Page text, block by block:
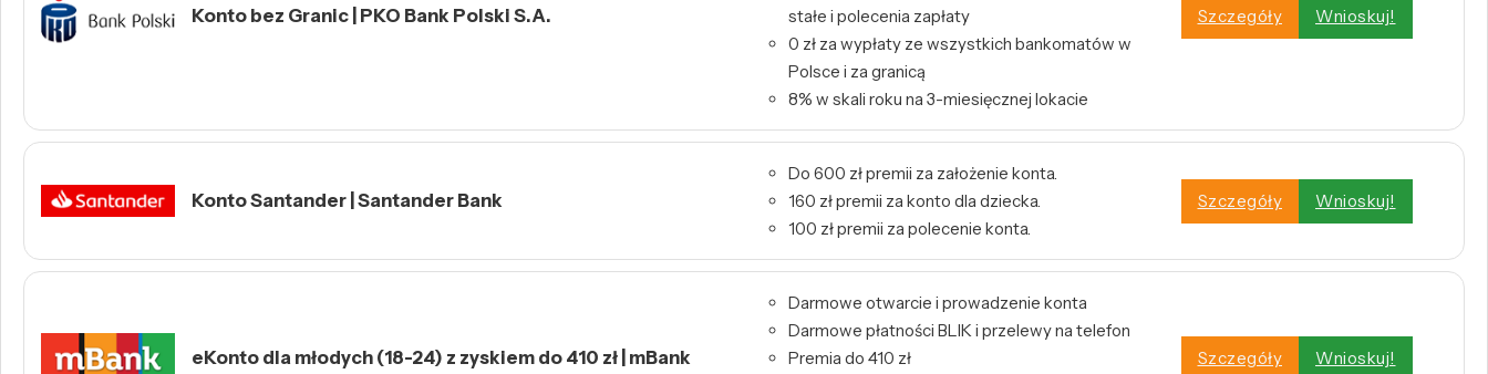
Konto bez Granic | PKO Bank Polski S.A.
stałe i polecenia zapłaty
0 zł za wypłaty ze wszystkich bankomatów w
Polsce i za granicą
8% w skali roku na 3-miesięcznej lokacie
Szczegóły Wnioskuj!
Konto Santander | Santander Bank
Do 600 zł premii za założenie konta.
160 zł premii za konto dla dziecka.
100 zł premii za polecenie konta.
Szczegóły Wnioskuj!
eKonto dla młodych (18-24) z zyskiem do 410 zł | mBank
Darmowe otwarcie i prowadzenie konta
Darmowe płatności BLIK i przelewy na telefon
Premia do 410 zł
Szczegóły Wnioskuj!